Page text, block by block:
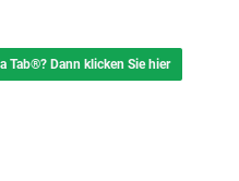
Tab®? Dann klicken Sie hier